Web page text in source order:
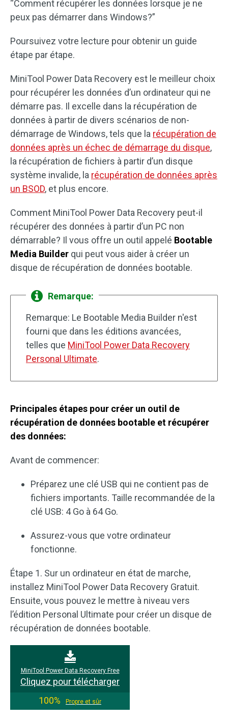
“Comment récupérer les données lorsque je ne
peux pas démarrer dans Windows?”
Poursuivez votre lecture pour obtenir un guide
étape par étape.
MiniTool Power Data Recovery est le meilleur choix
pour récupérer les données d’un ordinateur qui ne
démarre pas. Il excelle dans la récupération de
données à partir de divers scénarios de non-
démarrage de Windows, tels que la récupération de
données après un échec de démarrage du disque,
la récupération de fichiers à partir d’un disque
système invalide, la récupération de données après
un BSOD, et plus encore.
Comment MiniTool Power Data Recovery peut-il
récupérer des données à partir d’un PC non
démarrable? Il vous offre un outil appelé Bootable
Media Builder qui peut vous aider à créer un
disque de récupération de données bootable.
Remarque:
Remarque: Le Bootable Media Builder n'est
fourni que dans les éditions avancées,
telles que MiniTool Power Data Recovery
Personal Ultimate.
Principales étapes pour créer un outil de
récupération de données bootable et récupérer
des données:
Avant de commencer:
Préparez une clé USB qui ne contient pas de
fichiers importants. Taille recommandée de la
clé USB: 4 Go à 64 Go.
Assurez-vous que votre ordinateur
fonctionne.
Étape 1. Sur un ordinateur en état de marche,
installez MiniTool Power Data Recovery Gratuit.
Ensuite, vous pouvez le mettre à niveau vers
l’édition Personal Ultimate pour créer un disque de
récupération de données bootable.
MiniTool Power Data Recovery Free
Cliquez pour télécharger
100%
Propre et sûr